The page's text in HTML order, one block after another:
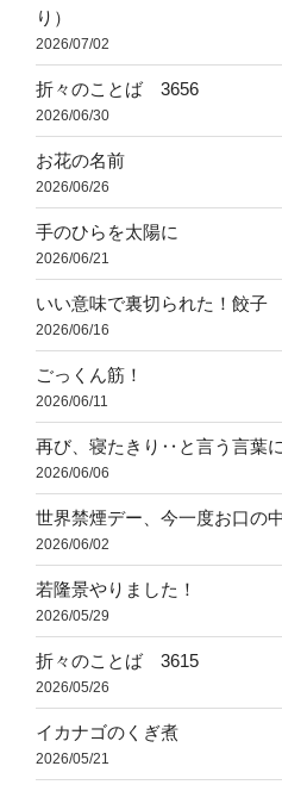
り）
2026/07/02
折々のことば 3656
2026/06/30
お花の名前
2026/06/26
手のひらを太陽に
2026/06/21
いい意味で裏切られた！餃子
2026/06/16
ごっくん筋！
2026/06/11
再び、寝たきり‥と言う言葉
2026/06/06
世界禁煙デー、今一度お口の
2026/06/02
若隆景やりました！
2026/05/29
折々のことば 3615
2026/05/26
イカナゴのくぎ煮
2026/05/21